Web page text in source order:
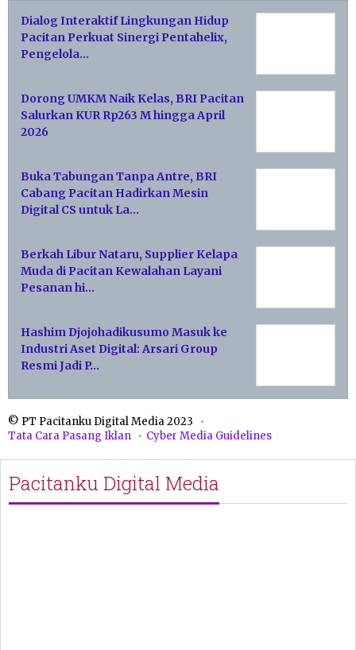
Dialog Interaktif Lingkungan Hidup
Pacitan Perkuat Sinergi Pentahelix,
Pengelola…
Dorong UMKM Naik Kelas, BRI Pacitan
Salurkan KUR Rp263 M hingga April
2026
Buka Tabungan Tanpa Antre, BRI
Cabang Pacitan Hadirkan Mesin
Digital CS untuk La…
Berkah Libur Nataru, Supplier Kelapa
Muda di Pacitan Kewalahan Layani
Pesanan hi…
Hashim Djojohadikusumo Masuk ke
Industri Aset Digital: Arsari Group
Resmi Jadi P…
© PT Pacitanku Digital Media 2023
Tata Cara Pasang Iklan
Cyber Media Guidelines
Pacitanku Digital Media